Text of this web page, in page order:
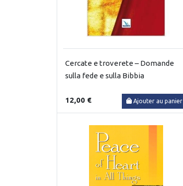
Cercate e troverete – Domande
sulla fede e sulla Bibbia
12,00 € Ajouter au panier